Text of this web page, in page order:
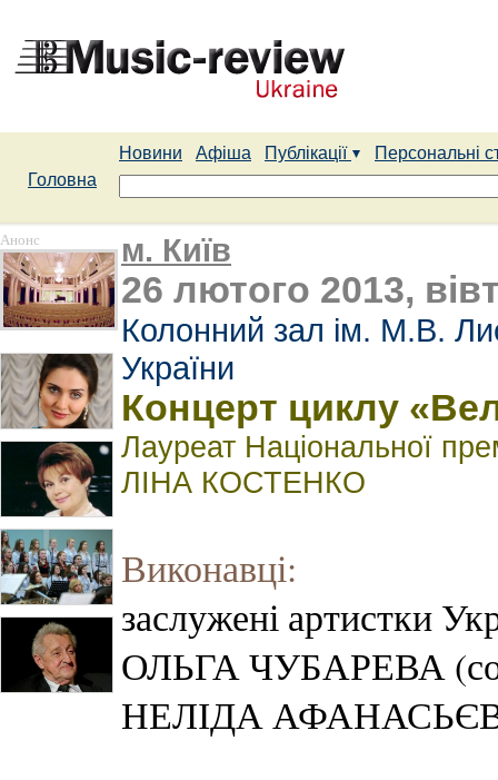
Новини Афіша Публікації
Персональні
Головна
Анонс м. Київ
26 лютого 2013,
Колонний зал ім. М.В.
України
Концерт циклу
Лауреат Національної
ЛІНА КОСТЕНКО
Виконавці:
заслужені артистки
ОЛЬГА ЧУБАРЕВА
НЕЛІДА